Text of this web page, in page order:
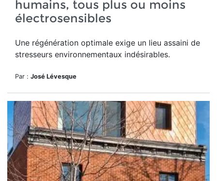
humains, tous plus ou moins
électrosensibles
Une régénération optimale exige un lieu assaini de
stresseurs environnementaux indésirables.
Par : José Lévesque